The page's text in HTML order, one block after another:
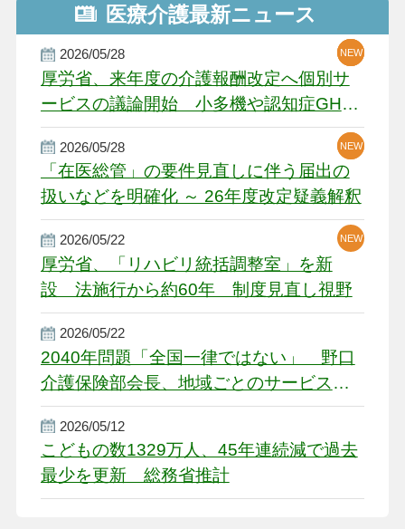
医療介護最新ニュース
2026/05/28
厚労省、来年度の介護報酬改定へ個別サ
ービスの議論開始 小多機や認知症GH、
厳しい経営環境に危機感
NEW
NEW
NEW
2026/05/28
「在医総管」の要件見直しに伴う届出の
扱いなどを明確化 ～ 26年度改定疑義解釈
NEW
NEW
2026/05/22
厚労省、「リハビリ統括調整室」を新
設 法施行から約60年 制度見直し視野
NEW
2026/05/22
2040年問題「全国一律ではない」 野口
介護保険部会長、地域ごとのサービス基
盤整備を促す
2026/05/12
こどもの数1329万人、45年連続減で過去
最少を更新 総務省推計